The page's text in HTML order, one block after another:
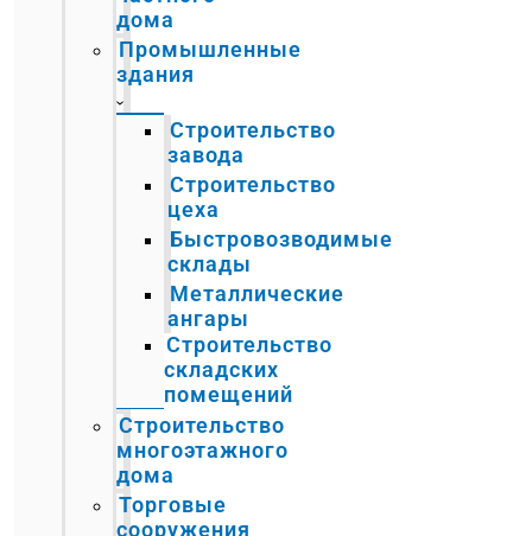
дома
Промышленные
здания
Строительство
завода
Строительство
цеха
Быстровозводимые
склады
Металлические
ангары
Строительство
складских
помещений
Строительство
многоэтажного
дома
Торговые
сооружения